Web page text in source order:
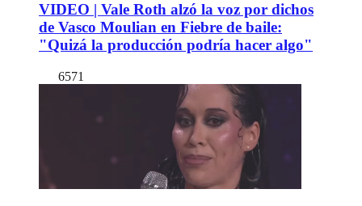
VIDEO | Vale Roth alzó la voz por dichos
de Vasco Moulian en Fiebre de baile:
"Quizá la producción podría hacer algo"
6571